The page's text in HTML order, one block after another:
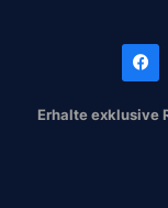
Erhalte exklusive